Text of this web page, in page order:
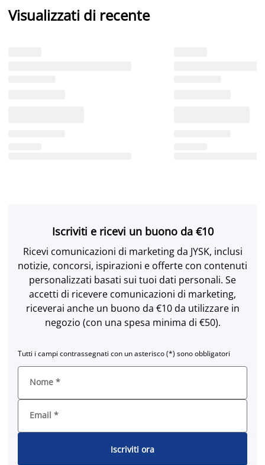
Visualizzati di recente
Iscriviti e ricevi un buono da €10
Ricevi comunicazioni di marketing da JYSK, inclusi
notizie, concorsi, ispirazioni e offerte con contenuti
personalizzati basati sui tuoi dati personali. Se
accetti di ricevere comunicazioni di marketing,
riceverai anche un buono da €10 da utilizzare in
negozio (con una spesa minima di €50).
Tutti i campi contrassegnati con un asterisco (*) sono obbligatori
Nome *
Email *
Iscriviti ora